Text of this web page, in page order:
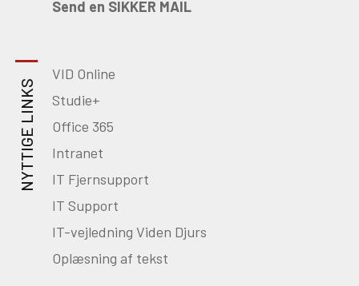
Send en SIKKER MAIL
NYTTIGE LINKS
VID Online
Studie+
Office 365
Intranet
IT Fjernsupport
IT Support
IT-vejledning Viden Djurs
Oplæsning af tekst